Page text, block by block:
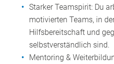
Starker Teamspirit: Du
motivierten Teams, in
Hilfsbereitschaft und
selbstverständlich sind.
Mentoring &